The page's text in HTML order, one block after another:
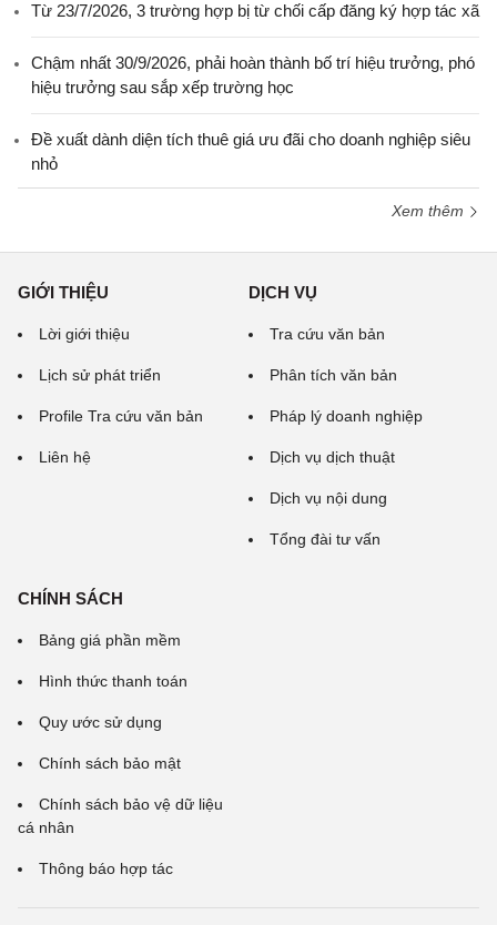
Từ 23/7/2026, 3 trường hợp bị từ chối cấp đăng ký hợp tác xã
Chậm nhất 30/9/2026, phải hoàn thành bố trí hiệu trưởng, phó
hiệu trưởng sau sắp xếp trường học
Đề xuất dành diện tích thuê giá ưu đãi cho doanh nghiệp siêu
nhỏ
Xem thêm
GIỚI THIỆU
Lời giới thiệu
Lịch sử phát triển
Profile Tra cứu văn bản
Liên hệ
DỊCH VỤ
Tra cứu văn bản
Phân tích văn bản
Pháp lý doanh nghiệp
Dịch vụ dịch thuật
Dịch vụ nội dung
Tổng đài tư vấn
CHÍNH SÁCH
Bảng giá phần mềm
Hình thức thanh toán
Quy ước sử dụng
Chính sách bảo mật
Chính sách bảo vệ dữ liệu
cá nhân
Thông báo hợp tác